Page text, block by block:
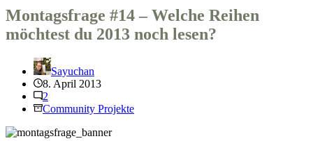
Montagsfrage #14 – Welche Reihen
möchtest du 2013 noch lesen?
Sayuchan
8. April 2013
2
Community Projekte